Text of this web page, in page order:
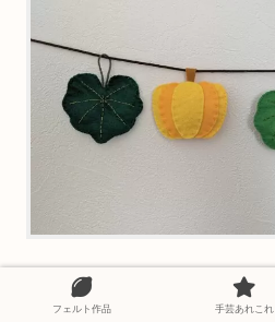
フェルト作品 手芸あれこれ